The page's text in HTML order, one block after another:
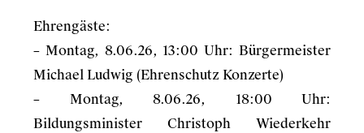
Ehrengäste:
– Montag, 8.06.26, 13:00 Uhr: Bürgermeister
Michael Ludwig (Ehrenschutz Konzerte)
– Montag, 8.06.26, 18:00 Uhr:
Bildungsminister Christoph Wiederkehr